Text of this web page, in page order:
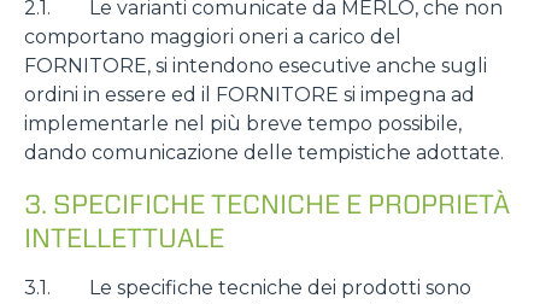
2.1. Le varianti comunicate da MERLO, che non
comportano maggiori oneri a carico del
FORNITORE, si intendono esecutive anche sugli
ordini in essere ed il FORNITORE si impegna ad
implementarle nel più breve tempo possibile,
dando comunicazione delle tempistiche adottate.
3. SPECIFICHE TECNICHE E PROPRIETÀ
INTELLETTUALE
3.1. Le specifiche tecniche dei prodotti sono